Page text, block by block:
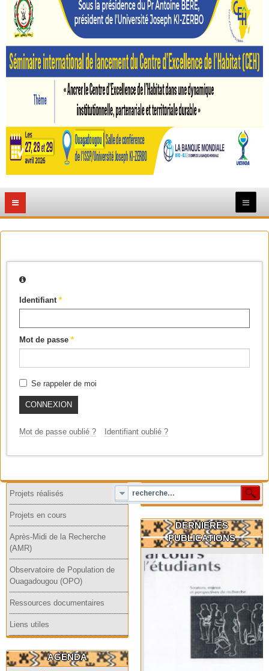
Identifiant*
Mot de passe *
Se rappeler de moi
CONNEXION
Mot de passe oublié ? Identifiant oublié ?
Projets réalisés
Projets en cours
Après-Midi de la Recherche
(AMR)
Observatoire de Population de
Ouagadougou (OPO)
Ressources documentaires
Liens utiles
AGENDA
DERNIERES
PUBLICATIONS